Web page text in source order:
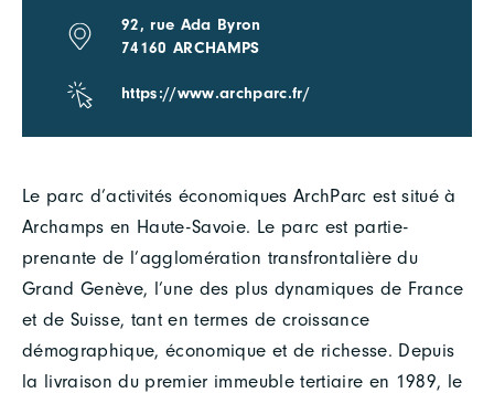
Le parc d’activités économiques ArchParc est situé à
Archamps en Haute-Savoie. Le parc est partie-
prenante de l’agglomération transfrontalière du
Grand Genève, l’une des plus dynamiques de France
et de Suisse, tant en termes de croissance
démographique, économique et de richesse. Depuis
la livraison du premier immeuble tertiaire en 1989, le
92, rue Ada Byron
74160 ARCHAMPS
https://www.archparc.fr/